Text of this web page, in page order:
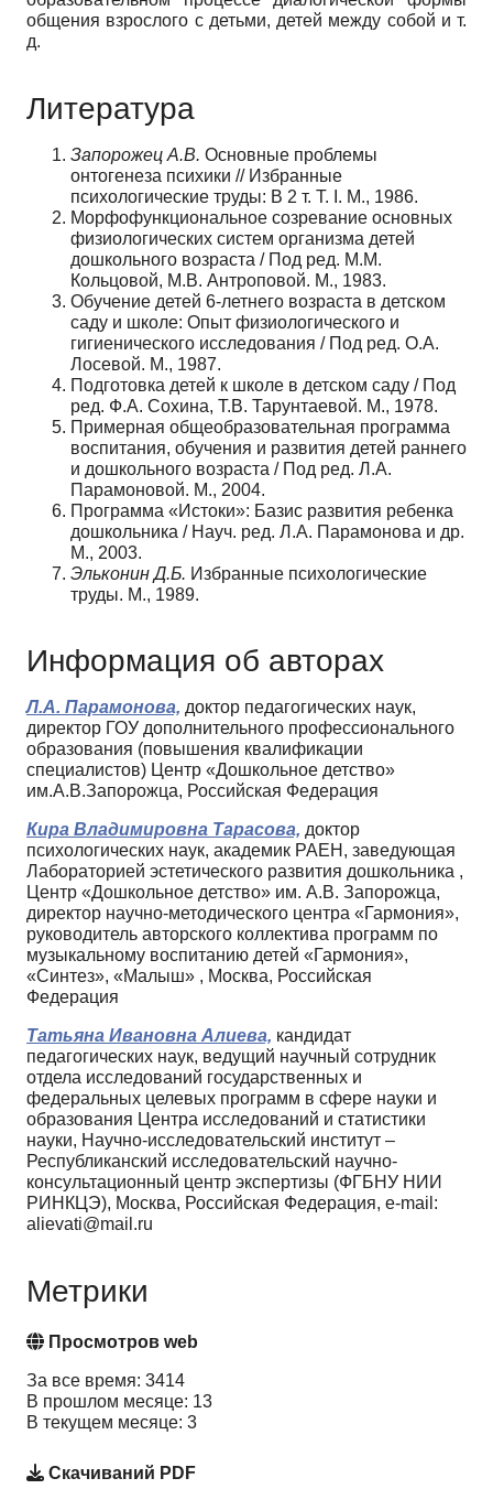
общения взрослого с детьми, детей между собой и т.
д.
Литература
Запорожец А.В. Основные проблемы
онтогенеза психики // Избранные
психологические труды: В 2 т. Т. I. М., 1986.
Морфофункциональное созревание основных
физиологических систем организма детей
дошкольного возраста / Под ред. М.М.
Кольцовой, М.В. Антроповой. М., 1983.
Обучение детей 6-летнего возраста в детском
саду и школе: Опыт физиологического и
гигиенического исследования / Под ред. О.А.
Лосевой. М., 1987.
Подготовка детей к школе в детском саду / Под
ред. Ф.А. Сохина, Т.В. Тарунтаевой. М., 1978.
Примерная общеобразовательная программа
воспитания, обучения и развития детей раннего
и дошкольного возраста / Под ред. Л.А.
Парамоновой. М., 2004.
Программа «Истоки»: Базис развития ребенка
дошкольника / Науч. ред. Л.А. Парамонова и др.
М., 2003.
Эльконин Д.Б. Избранные психологические
труды. М., 1989.
Информация об авторах
Л.А. Парамонова, доктор педагогических наук,
директор ГОУ дополнительного профессионального
образования (повышения квалификации
специалистов) Центр «Дошкольное детство»
им.А.В.Запорожца, Российская Федерация
Кира Владимировна Тарасова, доктор
психологических наук, академик РАЕН, заведующая
Лабораторией эстетического развития дошкольника ,
Центр «Дошкольное детство» им. А.В. Запорожца,
директор научно-методического центра «Гармония»,
руководитель авторского коллектива программ по
музыкальному воспитанию детей «Гармония»,
«Синтез», «Малыш» , Москва, Российская
Федерация
Татьяна Ивановна Алиева, кандидат
педагогических наук, ведущий научный сотрудник
отдела исследований государственных и
федеральных целевых программ в сфере науки и
образования Центра исследований и статистики
науки, Научно-исследовательский институт –
Республиканский исследовательский научно-
консультационный центр экспертизы (ФГБНУ НИИ
РИНКЦЭ), Москва, Российская Федерация, e-mail:
alievati@mail.ru
Метрики
Просмотров web
За все время: 3414
В прошлом месяце: 13
В текущем месяце: 3
Скачиваний PDF